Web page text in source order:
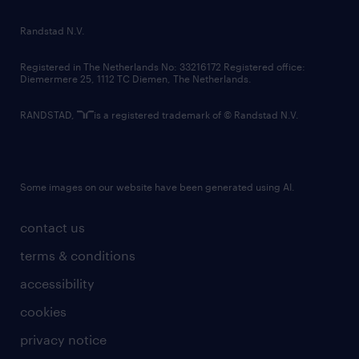
country websites
contact us
terms & conditions
accessibility
cookies
privacy notice
Randstad N.V.
Registered in The Netherlands No: 33216172 Registered office:
Diemermere 25, 1112 TC Diemen, The Netherlands.
RANDSTAD, is a registered trademark of © Randstad N.V.
Some images on our website have been generated using AI.